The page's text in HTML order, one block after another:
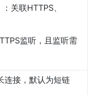
关联HTTPS、
监听，且监听需
连接，默认为短链